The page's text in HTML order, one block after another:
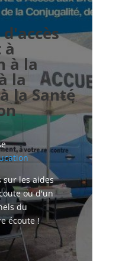
à
à la
la
la Santé
sur les aides
ou d'un
du
écoute !